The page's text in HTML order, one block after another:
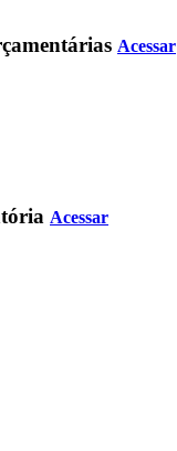
Acessar
Acessar